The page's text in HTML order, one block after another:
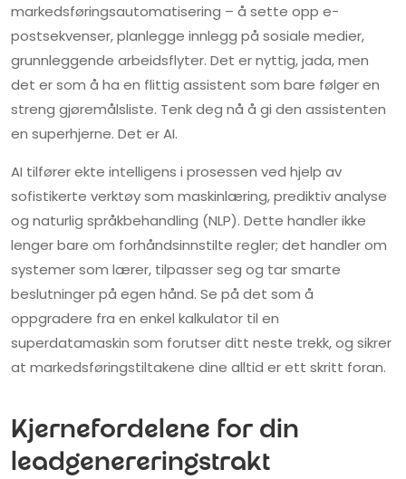
markedsføringsautomatisering – å sette opp e-
postsekvenser, planlegge innlegg på sosiale medier,
grunnleggende arbeidsflyter. Det er nyttig, jada, men
det er som å ha en flittig assistent som bare følger en
streng gjøremålsliste. Tenk deg nå å gi den assistenten
en superhjerne. Det er AI.
AI tilfører ekte intelligens i prosessen ved hjelp av
sofistikerte verktøy som maskinlæring, prediktiv analyse
og naturlig språkbehandling (NLP). Dette handler ikke
lenger bare om forhåndsinnstilte regler; det handler om
systemer som lærer, tilpasser seg og tar smarte
beslutninger på egen hånd. Se på det som å
oppgradere fra en enkel kalkulator til en
superdatamaskin som forutser ditt neste trekk, og sikrer
at markedsføringstiltakene dine alltid er ett skritt foran.
Kjernefordelene for din
leadgenereringstrakt